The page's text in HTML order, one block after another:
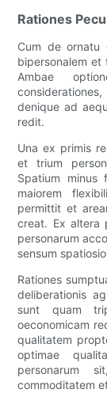
Rationes
Cum de ornatu
bipersonalem et
Ambae
denique ad
redit.
Una ex primis
et trium
Spatium minus
maiorem
permittit et
creat. Ex altera
personarum
sensum
Rationes
deliberationis
sunt quam
oeconomicam
qualitatem
optimae
personarum
commoditatem